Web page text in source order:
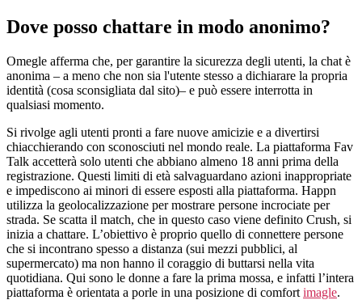
Dove posso chattare in modo anonimo?
Omegle afferma che, per garantire la sicurezza degli utenti, la chat è
anonima – a meno che non sia l'utente stesso a dichiarare la propria
identità (cosa sconsigliata dal sito)– e può essere interrotta in
qualsiasi momento.
Si rivolge agli utenti pronti a fare nuove amicizie e a divertirsi
chiacchierando con sconosciuti nel mondo reale. La piattaforma Fav
Talk accetterà solo utenti che abbiano almeno 18 anni prima della
registrazione. Questi limiti di età salvaguardano azioni inappropriate
e impediscono ai minori di essere esposti alla piattaforma. Happn
utilizza la geolocalizzazione per mostrare persone incrociate per
strada. Se scatta il match, che in questo caso viene definito Crush, si
inizia a chattare. L’obiettivo è proprio quello di connettere persone
che si incontrano spesso a distanza (sui mezzi pubblici, al
supermercato) ma non hanno il coraggio di buttarsi nella vita
quotidiana. Qui sono le donne a fare la prima mossa, e infatti l’intera
piattaforma è orientata a porle in una posizione di comfort imagle.